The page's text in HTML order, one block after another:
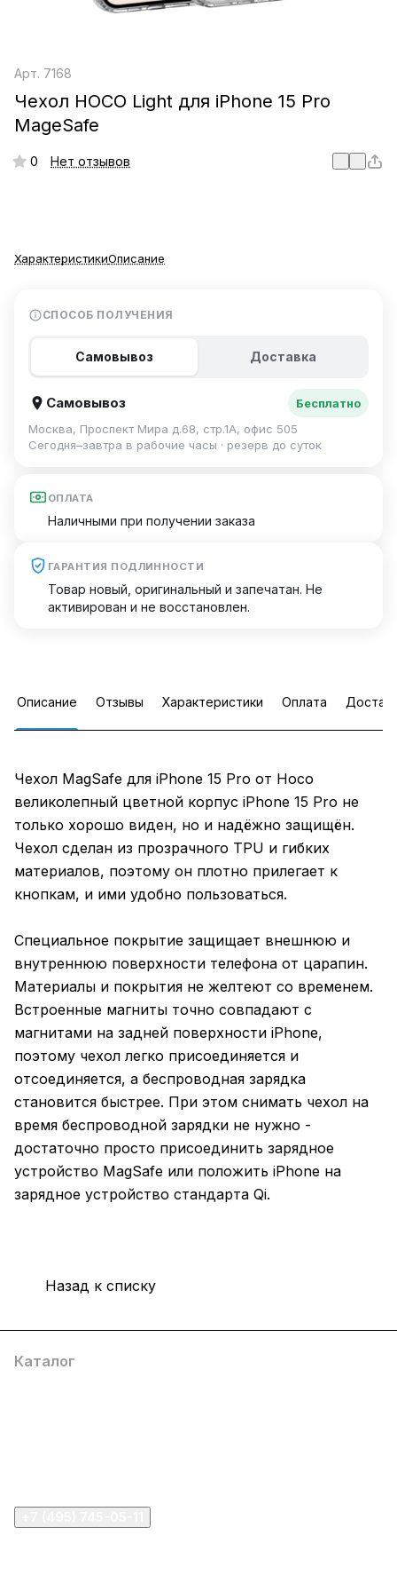
Арт. 7168
Чехол HOCO Light для iPhone 15 Pro
MageSafe
0 Нет отзывов
ХарактеристикиОписание
СПОСОБ ПОЛУЧЕНИЯ
Самовывоз Доставка
Самовывоз
Бесплатно
Москва, Проспект Мира д.68, стр.1А, офис 505
Сегодня–завтра в рабочие часы · резерв до суток
ОПЛАТА
Наличными при получении заказа
ГАРАНТИЯ ПОДЛИННОСТИ
Товар новый, оригинальный и запечатан. Не
активирован и не восстановлен.
Описание Отзывы Характеристики Оплата
Чехол MagSafe для iPhone 15 Pro от Hoco
великолепный цветной корпус iPhone 15 Pro не
только хорошо виден, но и надёжно защищён.
Чехол сделан из прозрачного TPU и гибких
материалов, поэтому он плотно прилегает к
кнопкам, и ими удобно пользоваться.
Специальное покрытие защищает внешнюю и
внутреннюю поверхности телефона от царапин.
Материалы и покрытия не желтеют со временем.
Встроенные магниты точно совпадают с
магнитами на задней поверхности iPhone,
поэтому чехол легко присоединяется и
отсоединяется, а беспроводная зарядка
становится быстрее. При этом снимать чехол на
время беспроводной зарядки не нужно -
достаточно просто присоединить зарядное
устройство MagSafe или положить iPhone на
зарядное устройство стандарта Qi.
Назад к списку
Каталог